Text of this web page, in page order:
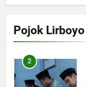
18
Pojok Lirboyo
3